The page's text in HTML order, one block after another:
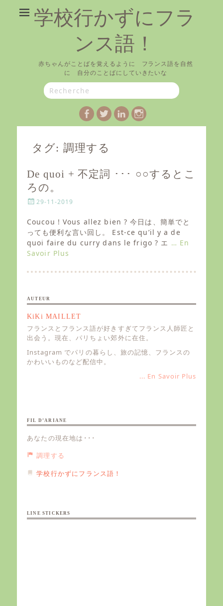
学校行かずにフラ
ンス語！
赤ちゃんがことばを覚えるように フランス語を自然
に 自分のことばにしていきたいな
Search
for:
Facebook
TwitterLinkedIn
Instagram
タグ: 調理する
De quoi + 不定詞 ･･･ ○○するとこ
ろの。
P
s
e
d
o
29-11-2019
Coucou ! Vous allez bien ? 今日は、簡単でと
っても便利な言い回し。 Est-ce qu’il y a de
quoi faire du curry dans le frigo ? エ … En
Savoir Plus
AUTEUR
KiKi MAILLET
フランスとフランス語が好きすぎてフランス人師匠と
出会う。現在、パリちょい郊外に在住。
Instagram でパリの暮らし、旅の記憶、フランスの
かわいいものなど配信中。
... En Savoir Plus
FIL D’ARIANE
あなたの現在地は･･･
調理する
学校行かずにフランス語！
LINE STICKERS